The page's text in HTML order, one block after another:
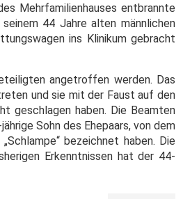
Mehrfamilienhauses entbrannte
44 Jahre alten männlichen
ins Klinikum gebracht
angetroffen werden. Das
und sie mit der Faust auf den
geschlagen haben. Die Beamten
Sohn des Ehepaars, von dem
bezeichnet haben. Die
Erkenntnissen hat der 44-